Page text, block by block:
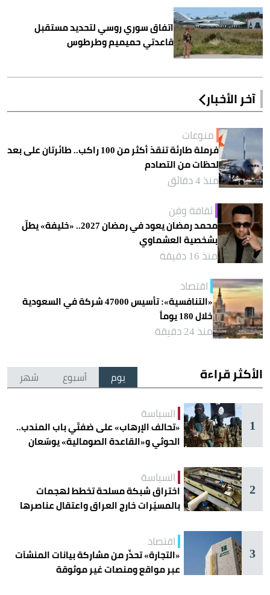
اتفاق سوري روسي لتحديد مستقبل
قاعدتي حميميم وطرطوس
آخر الأخبار
منوعات
فرملة طارئة تنقذ أكثر من 100 راكب.. طائرتان على بعد
لحظات من التصادم
منذ 4 دقائق
ثقافة وفن
محمد رمضان يعود في رمضان 2027.. «خليفة» يطلّ
بشخصية العشماوي
منذ 16 دقيقة
اقتصاد
«التنافسية»: تأسيس 47000 شركة في السعودية
خلال 180 يوماً
منذ 24 دقيقة
الأكثر قراءة يوم أسبوع شهر
1
السياسة
«تحالف الإرهاب» على ضفتَي باب المندب..
الحوثي و«القاعدة الصومالية» يوسّعان
2
السياسة
اختراق شبكة مسلحة تخطط لهجمات
بالمسيّرات خارج العراق واعتقال عناصرها
3
اقتصاد
«التجارة» تحذّر من مشاركة بيانات المنشآت
عبر مواقع ومنصات غير موثوقة